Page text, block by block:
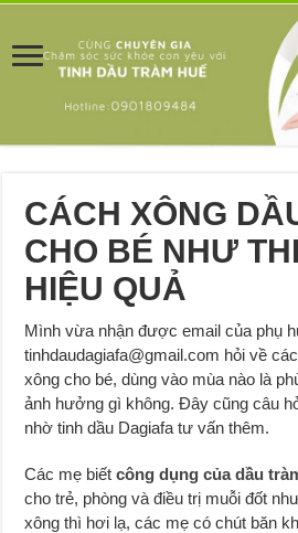
CÁCH XÔNG
CHO BÉ NHƯ
HIỆU QUẢ
Mình vừa nhận được email của phụ
tinhdaudagiafa@gmail.com hỏi về
xông cho bé, dùng vào mùa nào là
ảnh hưởng gì không. Đây cũng câu
nhờ tinh dầu Dagiafa tư vấn thêm.
Các mẹ biếtcông dụng của dầu
cho trẻ, phòng và điều trị muỗi đốt
xông thì hơi lạ, các mẹ có chút băn